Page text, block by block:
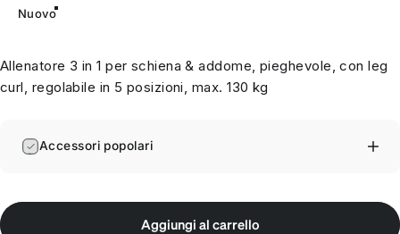
Nuovo
Allenatore 3 in 1 per schiena & addome, pieghevole, con leg
curl, regolabile in 5 posizioni, max. 130 kg
Accessori popolari
Aggiungi al carrello